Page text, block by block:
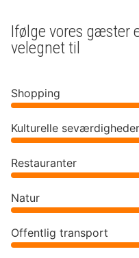
Ifølge vores gæster
velegnet til
Shopping
Kulturelle seværdigheder
Restauranter
Natur
Offentlig transport